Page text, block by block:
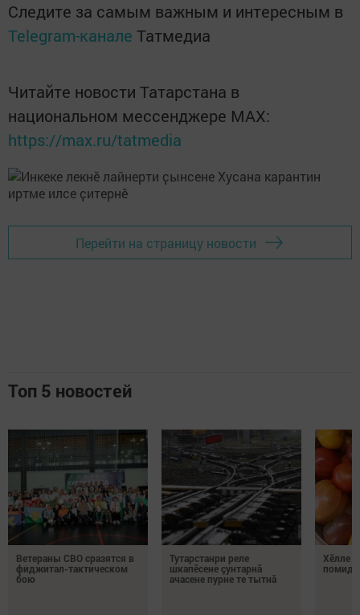
Следите за самым важным и интересным в
Telegram-канале Татмедиа
Читайте новости Татарстана в
национальном мессенджере MАХ:
https://max.ru/tatmedia
Перейти на страницу новости
Топ 5 новостей
Ветераны СВО сразятся в
фиджитал-тактическом
бою
Тутарстанри реле
шкапӗсене çунтарнă
ачасене пурне те тытнă
Хӗлле